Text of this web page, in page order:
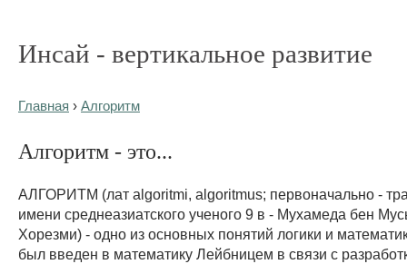
Инсай - вертикальное развитие
Главная › Алгоритм
Алгоритм - это...
АЛГОРИТМ (лат algoritmi, algoritmus; первоначально -
имени среднеазиатского ученого 9 в - Мухамеда бен
Хорезми) - одно из основных понятий логики и
был введен в математику Лейбницем в связи с